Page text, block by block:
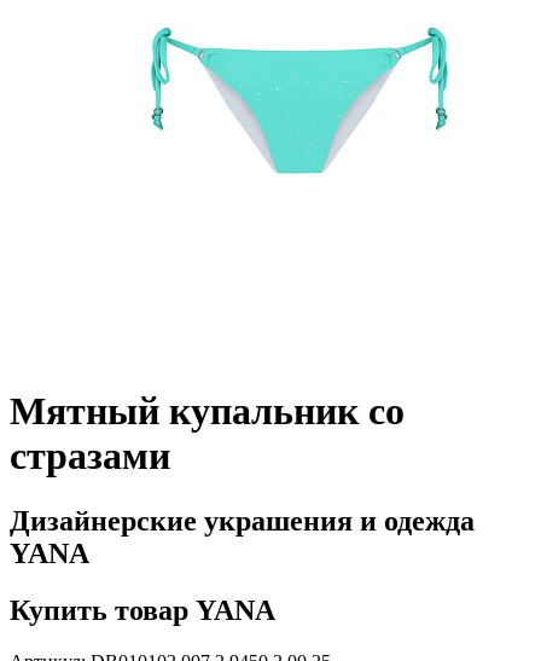
Мятный купальник со
стразами
Дизайнерские украшения и одежда
YANA
Купить товар YANA